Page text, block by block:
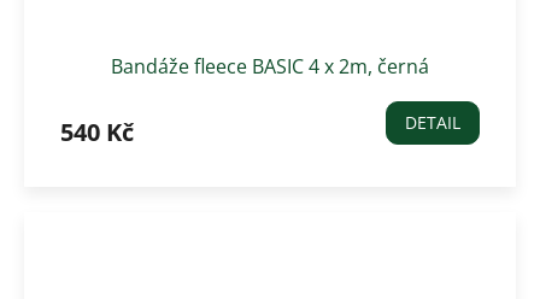
Bandáže fleece BASIC 4 x 2m, černá
540 Kč DETAIL